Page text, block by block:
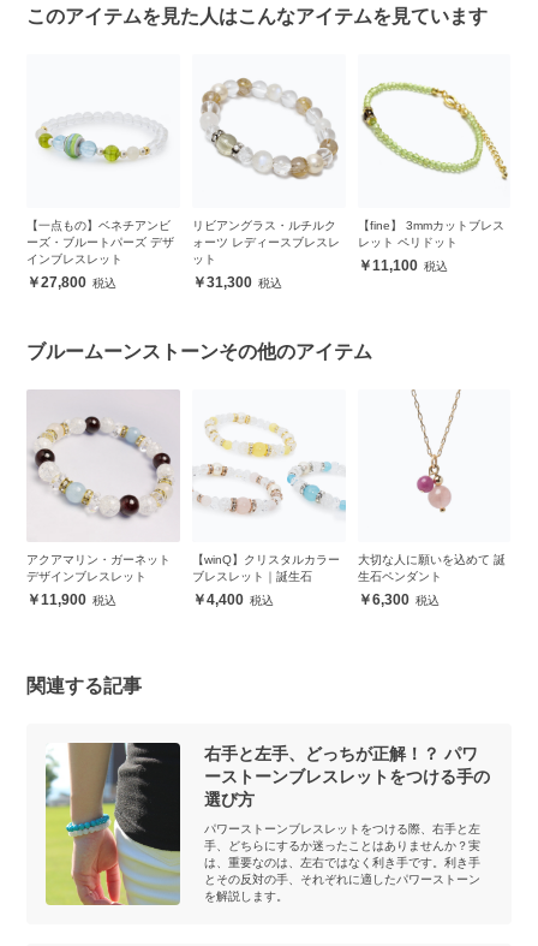
このアイテムを見た人はこんなアイテムを見ています
【一点もの】ベネチアンビ
ーズ・ブルートパーズ デザ
インブレスレット
27,800
リビアングラス・ルチルク
ォーツ レディースブレスレ
ット
31,300
【fine】 3mmカットブレス
レット ペリドット
11,100
ブルームーンストーンその他のアイテム
アクアマリン・ガーネット
デザインブレスレット
11,900
【winQ】クリスタルカラー
ブレスレット｜誕生石
4,400
大切な人に願いを込めて 誕
生石ペンダント
6,300
関連する記事
右手と左手、どっちが正解！？ パワ
ーストーンブレスレットをつける手の
選び方
パワーストーンブレスレットをつける際、右手と左
手、どちらにするか迷ったことはありませんか？実
は、重要なのは、左右ではなく利き手です。利き手
とその反対の手、それぞれに適したパワーストーン
を解説します。